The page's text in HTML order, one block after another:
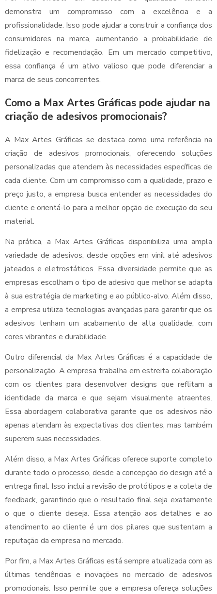
demonstra um compromisso com a excelência e a
profissionalidade. Isso pode ajudar a construir a confiança dos
consumidores na marca, aumentando a probabilidade de
fidelização e recomendação. Em um mercado competitivo,
essa confiança é um ativo valioso que pode diferenciar a
marca de seus concorrentes.
Como a Max Artes Gráficas pode ajudar na
criação de adesivos promocionais?
A Max Artes Gráficas se destaca como uma referência na
criação de adesivos promocionais, oferecendo soluções
personalizadas que atendem às necessidades específicas de
cada cliente. Com um compromisso com a qualidade, prazo e
preço justo, a empresa busca entender as necessidades do
cliente e orientá-lo para a melhor opção de execução do seu
material.
Na prática, a Max Artes Gráficas disponibiliza uma ampla
variedade de adesivos, desde opções em vinil até adesivos
jateados e eletrostáticos. Essa diversidade permite que as
empresas escolham o tipo de adesivo que melhor se adapta
à sua estratégia de marketing e ao público-alvo. Além disso,
a empresa utiliza tecnologias avançadas para garantir que os
adesivos tenham um acabamento de alta qualidade, com
cores vibrantes e durabilidade.
Outro diferencial da Max Artes Gráficas é a capacidade de
personalização. A empresa trabalha em estreita colaboração
com os clientes para desenvolver designs que reflitam a
identidade da marca e que sejam visualmente atraentes.
Essa abordagem colaborativa garante que os adesivos não
apenas atendam às expectativas dos clientes, mas também
superem suas necessidades.
Além disso, a Max Artes Gráficas oferece suporte completo
durante todo o processo, desde a concepção do design até a
entrega final. Isso inclui a revisão de protótipos e a coleta de
feedback, garantindo que o resultado final seja exatamente
o que o cliente deseja. Essa atenção aos detalhes e ao
atendimento ao cliente é um dos pilares que sustentam a
reputação da empresa no mercado.
Por fim, a Max Artes Gráficas está sempre atualizada com as
últimas tendências e inovações no mercado de adesivos
promocionais. Isso permite que a empresa ofereça soluções